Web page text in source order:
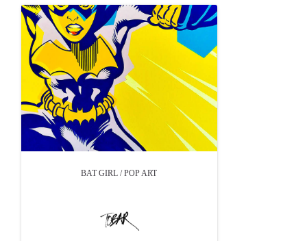
BAT GIRL / POP ART